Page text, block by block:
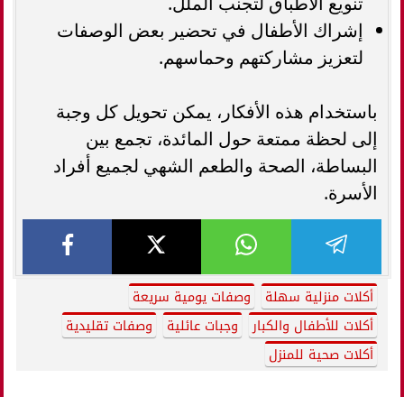
إشراك الأطفال في تحضير بعض الوصفات
لتعزيز مشاركتهم وحماسهم.
باستخدام هذه الأفكار، يمكن تحويل كل وجبة
إلى لحظة ممتعة حول المائدة، تجمع بين
البساطة، الصحة والطعم الشهي لجميع أفراد
الأسرة.
أكلات منزلية سهلة
وصفات يومية سريعة
أكلات للأطفال والكبار
وجبات عائلية
وصفات تقليدية
أكلات صحية للمنزل